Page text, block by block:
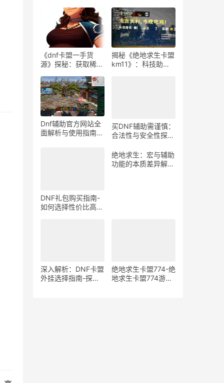
知：选择最佳游戏辅
助软件的指南
《dnf卡盟一手货
源》探秘：获取稀有
卡盟一手货源渠道解
析与购买指南
揭秘《绝地求生卡盟
km11》：科技助力
Dnf辅助官方网站全
面解析与使用指南-
买DNF辅助需谨慎：
合法性与安全性探
助工具的合法性与潜
在风险分析
DNF礼包购买指南-
如何选择性价比高的
绝地求生：宏与辅助
功能的本质差异解
深入解析：DNF卡盟
外挂选择指南-探索
绝地求生卡盟774-绝
地求生卡盟774游戏